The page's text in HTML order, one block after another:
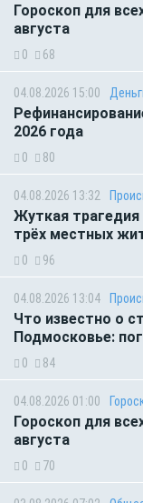
Гороскоп для
августа
0 68
04.08.2026 15:00
2026 года
0 80
04.08.2026 13:32
Жуткая
трёх местных
0 96
04.08.2026 13:04
Что известно о
Подмосковье:
0 84
04.08.2026 01:00
Гороскоп для
августа
0 70